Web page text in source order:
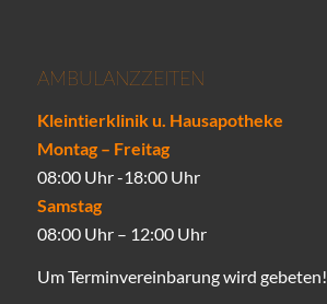
AMBULANZZEITEN
Kleintierklinik u. Hausapotheke
Montag – Freitag
08:00 Uhr -18:00 Uhr
Samstag
08:00 Uhr – 12:00 Uhr
Um Terminvereinbarung wird gebeten!